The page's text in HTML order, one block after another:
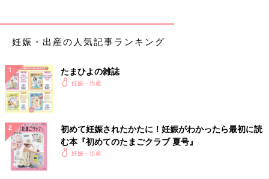
妊娠・出産の人気記事ランキング
たまひよの雑誌
妊娠・出産
初めて妊娠されたかたに！妊娠がわかったら最初に読
む本『初めてのたまごクラブ 夏号』
妊娠・出産